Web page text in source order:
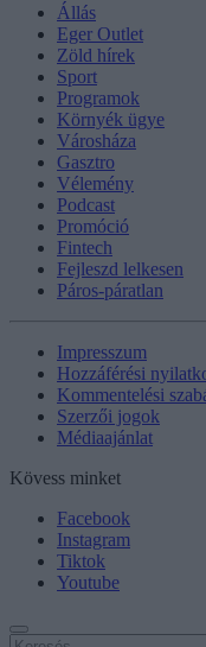
Állás
Eger Outlet
Zöld hírek
Sport
Programok
Környék ügye
Városháza
Gasztro
Vélemény
Podcast
Promóció
Fintech
Fejleszd lelkesen
Páros-páratlan
Impresszum
Hozzáférési
Kommentelési
Szerzői jogok
Médiaajánlat
Kövess minket
Facebook
Instagram
Tiktok
Youtube